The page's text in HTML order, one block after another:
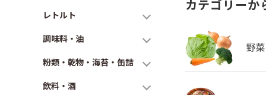
レトルト
調味料・油
粉類・乾物・海苔・缶詰
飲料・酒
カテゴリーか